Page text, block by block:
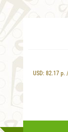
USD: 82.17 р.